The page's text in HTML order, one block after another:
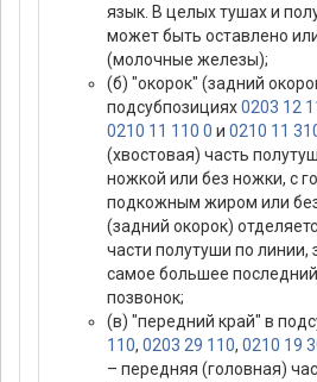
язык. В целых тушах и
может быть оставлено
(молочные железы);
(б) "окорок" (задний
подсубпозициях0203 12
0210 11 110 0 и 0210 11
(хвостовая) часть
ножкой или без ножки, с
подкожным жиром или
(задний окорок)
части полутуши по
самое большее
позвонок;
(в) "передний край" в
110, 0203 29 110, 0210 19
– передняя (головная)